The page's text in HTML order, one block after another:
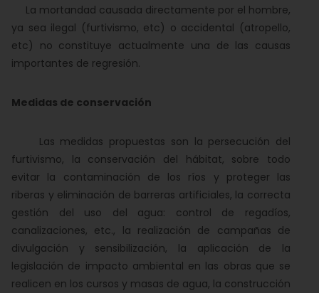
La mortandad causada directamente por el hombre,
ya sea ilegal (furtivismo, etc) o accidental (atropello,
etc) no constituye actualmente una de las causas
importantes de regresión.
Medidas de conservación
Las medidas propuestas son la persecución del
furtivismo, la conservación del hábitat, sobre todo
evitar la contaminación de los ríos y proteger las
riberas y eliminación de barreras artificiales, la correcta
gestión del uso del agua: control de regadíos,
canalizaciones, etc., la realización de campañas de
divulgación y sensibilización, la aplicación de la
legislación de impacto ambiental en las obras que se
realicen en los cursos y masas de agua, la construcción